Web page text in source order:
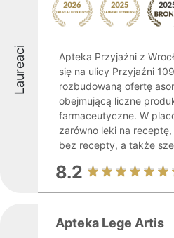
Laureaci
Apteka Przyjaźni z
się na ulicy Przyjaźni
rozbudowaną ofertę
obejmującą liczne
farmaceutyczne. W
zarówno leki na
bez recepty, a także
8.2
Apteka Lege Artis